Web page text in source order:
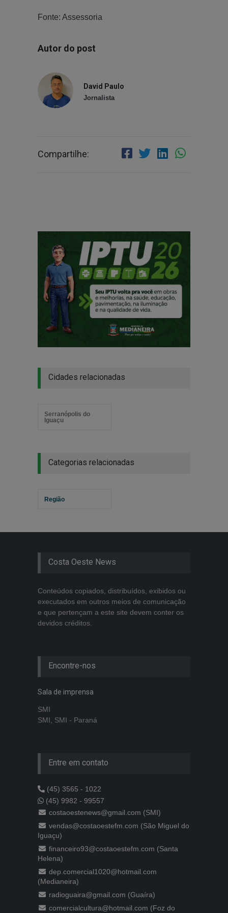
Fonte: Assessoria
Autor do post
David Paulo
Jornalista
Compartilhe:
Cidades relacionadas
Serranópolis do
Iguaçu
Categorias relacionadas
Região
Costa Oeste News
Conteúdos copiados, distribuídos, exibidos ou
executados em outros meios de comunicação
e que pertençam a este site devem conter os
devidos créditos.
Encontre-nos
Sala de imprensa
SMI
SMI, SMI - Paraná
Entre em contato
(45) 3565 - 1022
(45) 9982 - 99557
costaoestenews@gmail.com (SMI)
vendas@costaoestefm.com (São Miguel do
Iguaçu)
financeiro93@costaoestefm.com (Santa
Helena)
dep.comercial1020@hotmail.com
(Medianeira)
radioguaira@gmail.com (Guaíra)
comercialcultura@hotmail.com (Foz do